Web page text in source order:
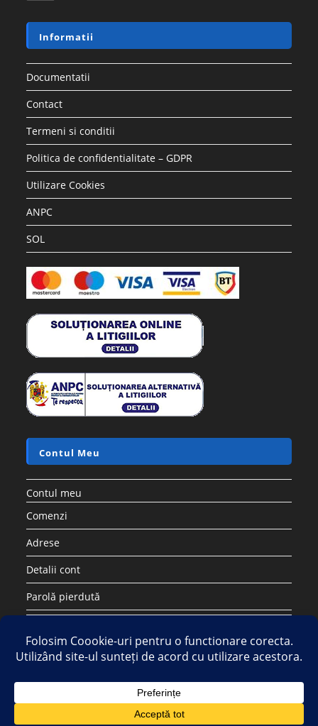
Informatii
Documentatii
Contact
Termeni si conditii
Politica de confidentialitate – GDPR
Utilizare Cookies
ANPC
SOL
Contul Meu
Contul meu
Comenzi
Adrese
Detalii cont
Parolă pierdută